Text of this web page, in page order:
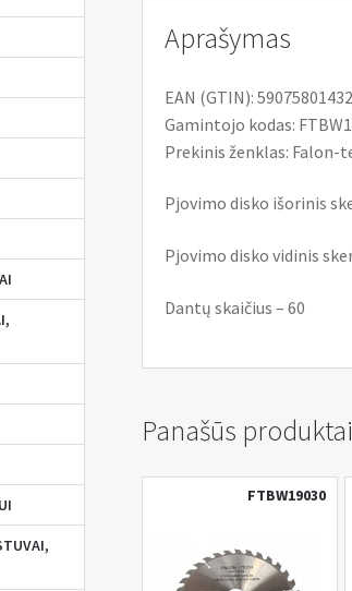
Aprašymas
EAN (GTIN):
Gamintojo kodas:
Prekinis ženklas: Falon-
Pjovimo disko išorinis
Pjovimo disko vidinis
Dantų skaičius – 60
Panašūs produktai
FTBW19030